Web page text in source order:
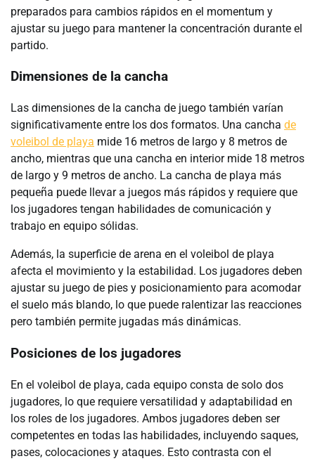
preparados para cambios rápidos en el momentum y
ajustar su juego para mantener la concentración durante el
partido.
Dimensiones de la cancha
Las dimensiones de la cancha de juego también varían
significativamente entre los dos formatos. Una cancha de
voleibol de playa mide 16 metros de largo y 8 metros de
ancho, mientras que una cancha en interior mide 18 metros
de largo y 9 metros de ancho. La cancha de playa más
pequeña puede llevar a juegos más rápidos y requiere que
los jugadores tengan habilidades de comunicación y
trabajo en equipo sólidas.
Además, la superficie de arena en el voleibol de playa
afecta el movimiento y la estabilidad. Los jugadores deben
ajustar su juego de pies y posicionamiento para acomodar
el suelo más blando, lo que puede ralentizar las reacciones
pero también permite jugadas más dinámicas.
Posiciones de los jugadores
En el voleibol de playa, cada equipo consta de solo dos
jugadores, lo que requiere versatilidad y adaptabilidad en
los roles de los jugadores. Ambos jugadores deben ser
competentes en todas las habilidades, incluyendo saques,
pases, colocaciones y ataques. Esto contrasta con el